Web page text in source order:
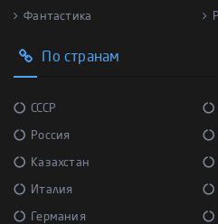
Фантастика
По странам
СССР
Россия
Казахстан
Италия
Германия